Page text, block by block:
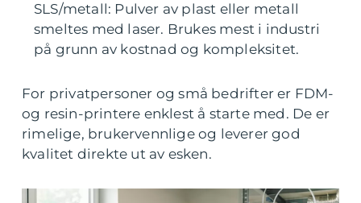
SLS/metall: Pulver av plast eller metall
smeltes med laser. Brukes mest i industri
på grunn av kostnad og kompleksitet.
For privatpersoner og små bedrifter er FDM-
og resin-printere enklest å starte med. De er
rimelige, brukervennlige og leverer god
kvalitet direkte ut av esken.